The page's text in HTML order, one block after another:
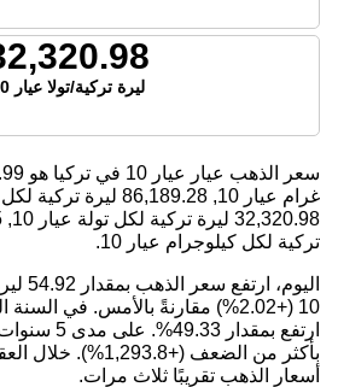
ليرة تركية/تولا عيار 10
سعر الذهب عيار عيار 10 في تركيا هو
غرام عيار 10,
86,189.28 ليرة تركية لكل
32,320.98 ليرة تركية لكل تولة عيار 10,
تركية لكل كيلوجرام عيار 10.
10 (+2.02%) مقارنةً بالأمس. في
ارتفع
بأكثر من الضعف
أسعار الذهب تقريبًا ثلاث مرات.